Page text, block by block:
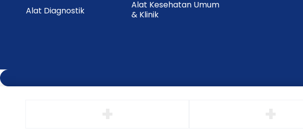
Alat Diagnostik
Alat Kesehatan Umum
& Klinik